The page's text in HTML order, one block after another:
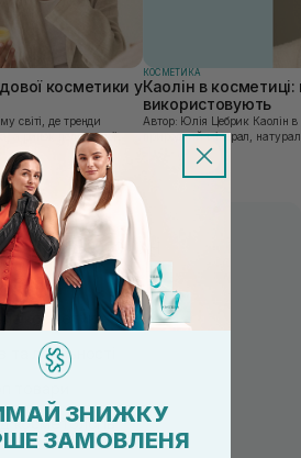
косметики у
а ринок популярної
пропозиціями, вибір
викликом. 2025 р...
КОСМЕТИКА
Каолін в
використовують
Автор: Юлія Цебрик Каолін в косметології – це
природний мінерал,
безліч переваг для шкіри
завдяки великій кількості
від 3000 UAH
оплати
косметика
та лояльності
косметологівЗНИЖКУ
ЗАМОВЛЕНЯ